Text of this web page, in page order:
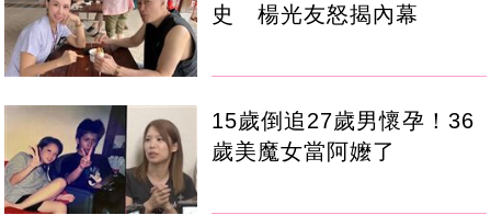
史 楊光友怒揭內幕
15歲倒追27歲男懷孕！36
歲美魔女當阿嬤了